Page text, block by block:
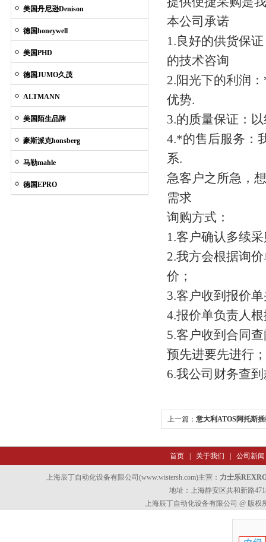
美国丹尼逊Denison
德国honeywell
美国PHD
德国JUMO久茂
ALTMANN
美国陌生品牌
豪斯派克honsberg
马勒mahle
德国EPRO
本公司承诺
1.良好的供货保
的技术咨询
2.阳光下的利润
优势.
3.的质量保证：
4.*的售后服务：
系.
急客户之所急，
需求
询购方式：
1.客户确认多续
2.我方会根据询
价；
3.客户收到报价
4.报价单负责人
5.客户收到合同
预先进要先进行；
6.我公司财务查
上一篇： 意大利ATOS阿托斯
首页| 关于我们 公司新闻
上海辰丁自动化设备有限公司(www.wistersh.com)主营： 力士乐
地址：上海静安区共和新路
上海辰丁自动化设备有限公司 @ 版权